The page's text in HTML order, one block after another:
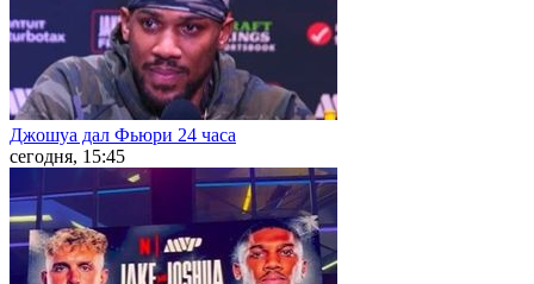
Джошуа дал Фьюри 24 часа
сегодня, 15:45